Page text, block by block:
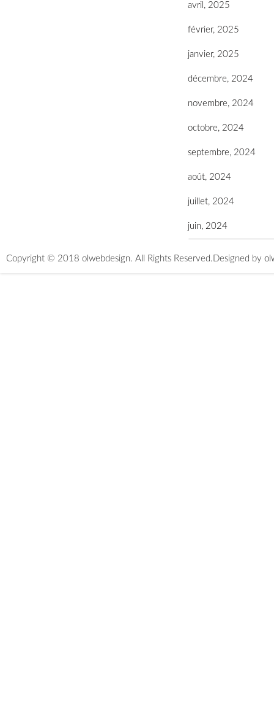
avril, 2025
février, 2025
janvier, 2025
décembre, 2024
novembre, 2024
octobre, 2024
septembre, 2024
août, 2024
juillet, 2024
juin, 2024
Copyright © 2018 olwebdesign. All Rights Reserved. Designed by